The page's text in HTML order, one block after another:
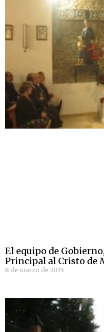
El equipo de
Principal al Cristo de
8 de marzo de 2015